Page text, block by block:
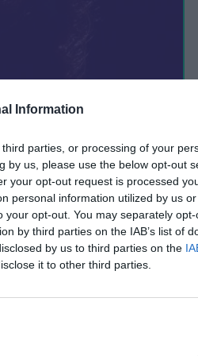
Information
parties, or processing of your
by us, please use the below opt-out
your opt-out request is processed
personal information utilized by us
opt-out. You may separately
by third parties on the IAB’s list of
by us to third parties on the
it to other third parties.
lucrurile care
vrei și să